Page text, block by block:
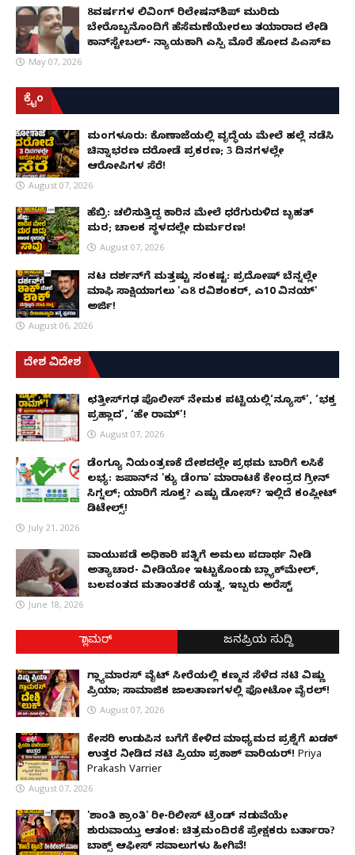
8ವರ್ಷಗಳ ಲಿವಿಂಗ್‌ ರಿಲೇಷನ್‌ಶಿಪ್ ಮುರಿದು
ಬೇರೊಬ್ಬನೊಂದಿಗೆ ಹೆಸೆಮಣೆಯೇರಲು ತಯಾರಾದ ಲೇಡಿ
ಕಾನ್‌ಸ್ಟೇಬಲ್- ನ್ಯಾಯಕ್ಕಾಗಿ ಎಸ್ಪಿ ಮೊರೆ ಹೋದ ಪಿಎಸ್ಐ
May 07, 2026
ಕ್ರೈಂ
ಮಂಗಳೂರು: ಕೊಣಾಜೆಯಲ್ಲಿ ವೃದ್ಧೆಯ ಮೇಲೆ ಹಲ್ಲೆ ನಡೆಸಿ
ಚಿನ್ನಾಭರಣ ದರೋಡೆ ಪ್ರಕರಣ; 3 ದಿನಗಳಲ್ಲೇ
ಆರೋಪಿಗಳ ಸೆರೆ!
August 07, 2026
ಹೆಬ್ರಿ: ಚಲಿಸುತ್ತಿದ್ದ ಕಾರಿನ ಮೇಲೆ ಧರೆಗುರುಳಿದ ಬೃಹತ್
ಮರ; ಚಾಲಕ ಸ್ಥಳದಲ್ಲೇ ದುರ್ಮರಣ!
August 07, 2026
ನಟ ದರ್ಶನ್‌ಗೆ ಮತ್ತಷ್ಟು ಸಂಕಷ್ಟ: ಪ್ರದೋಷ್ ಬೆನ್ನಲ್ಲೇ
ಮಾಫಿ ಸಾಕ್ಷಿಯಾಗಲು 'ಎ8 ರವಿಶಂಕರ್, ಎ10 ವಿನಯ್'
ಅರ್ಜಿ!
August 06, 2026
ದೇಶ ವಿದೇಶ
ಛತ್ತೀಸ್‌ಗಢ ಪೊಲೀಸ್ ನೇಮಕ ಪಟ್ಟಿಯಲ್ಲಿ‘ನ್ಯೂಸ್’, ‘ಭಕ್ತ
ಪ್ರಹ್ಲಾದ’, ‘ಹೇ ರಾಮ್’!
August 07, 2026
ಡೆಂಗ್ಯೂ ನಿಯಂತ್ರಣಕ್ಕೆ ದೇಶದಲ್ಲೇ ಪ್ರಥಮ ಬಾರಿಗೆ ಲಸಿಕೆ
ಲಭ್ಯ: ಜಪಾನ್‌ನ 'ಕ್ಯು ಡೆಂಗಾ' ಮಾರಾಟಕ್ಕೆ ಕೇಂದ್ರದ ಗ್ರೀನ್
ಸಿಗ್ನಲ್; ಯಾರಿಗೆ ಸೂಕ್ತ? ಎಷ್ಟು ಡೋಸ್? ಇಲ್ಲಿದೆ ಕಂಪ್ಲೀಟ್
ಡಿಟೇಲ್ಸ್!
July 21, 2026
ವಾಯುಪಡೆ ಅಧಿಕಾರಿ ಪತ್ನಿಗೆ ಅಮಲು ಪದಾರ್ಥ ನೀಡಿ
ಅತ್ಯಾಚಾರ- ವೀಡಿಯೋ ಇಟ್ಟುಕೊಂಡು ಬ್ಲ್ಯಾಕ್‌ಮೇಲ್,
ಬಲವಂತದ ಮತಾಂತರಕ್ಕೆ ಯತ್ನ, ಇಬ್ಬರು ಅರೆಸ್ಟ್
June 18, 2026
ಗ್ಲಾಮರ್ ಜನಪ್ರಿಯ ಸುದ್ದಿ
ಗ್ಲ್ಯಾಮಾರಸ್ ವೈಟ್‌ ಸೀರೆಯಲ್ಲಿ ಕಣ್ಮನ ಸೆಳೆದ ನಟಿ ವಿಷ್ಣು
ಪ್ರಿಯಾ; ಸಾಮಾಜಿಕ ಜಾಲತಾಣಗಳಲ್ಲಿ ಫೋಟೋ ವೈರಲ್!
August 07, 2026
ಕೇಸರಿ ಉಡುಪಿನ ಬಗೆಗೆ ಕೇಳಿದ ಮಾಧ್ಯಮದ ಪ್ರಶ್ನೆಗೆ ಖಡಕ್
ಉತ್ತರ ನೀಡಿದ ನಟಿ ಪ್ರಿಯಾ ಪ್ರಕಾಶ್ ವಾರಿಯರ್! Priya
Prakash Varrier
August 07, 2026
'ಶಾಂತಿ ಕ್ರಾಂತಿ' ರೀ-ರಿಲೀಸ್ ಟ್ರೆಂಡ್ ನಡುವೆಯೇ
ಶುರುವಾಯ್ತು ಆತಂಕ: ಚಿತ್ರಮಂದಿರಕ್ಕೆ ಪ್ರೇಕ್ಷಕರು ಬರ್ತಾರಾ?
ಬಾಕ್ಸ್ ಆಫೀಸ್ ಸವಾಲುಗಳು ಹೀಗಿವೆ!